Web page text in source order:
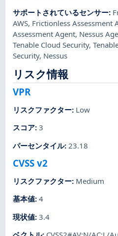
サポートされているセンサー:
AWS, Frictionless Assessment
Assessment Agent, Nessus
Tenable Cloud Security,
Security, Nessus
リスク情報
VPR
リスクファクター: Low
スコア:3
パーセンタイル: 23.18
CVSS v2
リスクファクター: Medium
基本値:4
現状値:3.4